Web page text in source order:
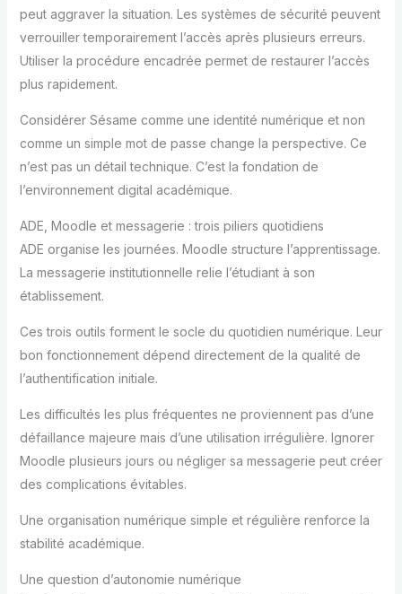
peut aggraver la situation. Les systèmes de sécurité peuvent
verrouiller temporairement l’accès après plusieurs erreurs.
Utiliser la procédure encadrée permet de restaurer l’accès
plus rapidement.
Considérer Sésame comme une identité numérique et non
comme un simple mot de passe change la perspective. Ce
n’est pas un détail technique. C’est la fondation de
l’environnement digital académique.
ADE, Moodle et messagerie : trois piliers quotidiens
ADE organise les journées. Moodle structure l’apprentissage.
La messagerie institutionnelle relie l’étudiant à son
établissement.
Ces trois outils forment le socle du quotidien numérique. Leur
bon fonctionnement dépend directement de la qualité de
l’authentification initiale.
Les difficultés les plus fréquentes ne proviennent pas d’une
défaillance majeure mais d’une utilisation irrégulière. Ignorer
Moodle plusieurs jours ou négliger sa messagerie peut créer
des complications évitables.
Une organisation numérique simple et régulière renforce la
stabilité académique.
Une question d’autonomie numérique